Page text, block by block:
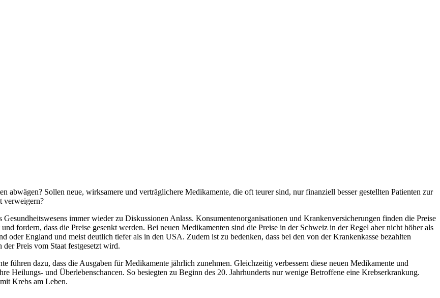
abwägen? Sollen neue, wirksamere und verträglichere Medikamente, die oft teurer sind, nur finanziell besser gestellten Patienten zur
verweigern?
immer wieder zu Diskussionen Anlass. Konsumentenorganisationen und Krankenversicherungen finden die Preise
fordern, dass die Preise gesenkt werden. Bei neuen Medikamenten sind die Preise in der Schweiz in der Regel aber nicht höher als
oder England und meist deutlich tiefer als in den USA. Zudem ist zu bedenken, dass bei den von der Krankenkasse bezahlten
Preis vom Staat festgesetzt wird.
führen dazu, dass die Ausgaben für Medikamente jährlich zunehmen. Gleichzeitig verbessern diese neuen Medikamente und
Heilungs- und Überlebenschancen. So besiegten zu Beginn des 20. Jahrhunderts nur wenige Betroffene eine Krebserkrankung.
Krebs am Leben.